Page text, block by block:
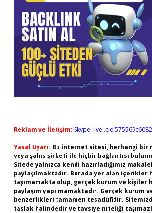
Reklam ve İletişim: Skype:
Yasal Uyarı: Bu internet sitesi, herhangi bir
veya şahıs şirketi ile hiçbir bağlantısı
Sitede yalnızca kendi hazırladığımız
paylaşılmaktadır. Burada yer alan içerikler
taşımamakta olup, gerçek kurum ve kişiler
paylaşım yapılmamaktadır. Gerçek kurum
benzerlikleri tamamen tesadüfidir.
taslak halindedir ve tavsiye niteliği